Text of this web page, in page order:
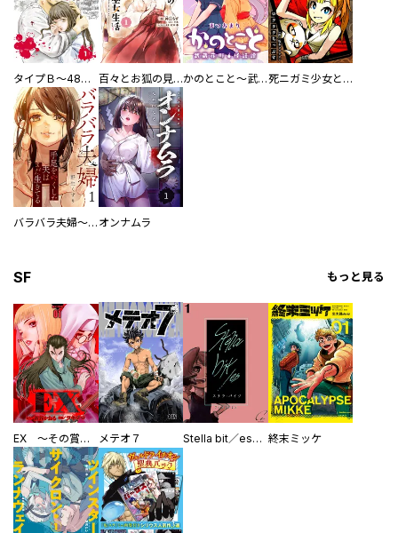
タイプＢ～48時間後、致死率100％～【単話】 百々とお狐の見習い巫女生活【単行本版】 かのとこと～武蔵花町怪話譚～ 【連載版】 死ニガミ少女とスマホ神
バラバラ夫婦～手足をなくした夫はまだ生きてる オンナムラ
SF もっと見る
EX ～その賞金稼ぎは、世界の出口を探す～【単行本版】 メテオ７ Stella bit／es【単話版】 終末ミッケ